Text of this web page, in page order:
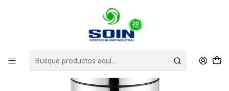
BASUREROS DE ACERO
BASURERO ACERO INOXIDABLE CIERRE SUAVE 40 L SOIN